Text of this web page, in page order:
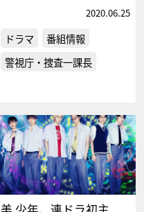
2020.06.25
ドラマ
番組情報
警視庁・捜査一課長